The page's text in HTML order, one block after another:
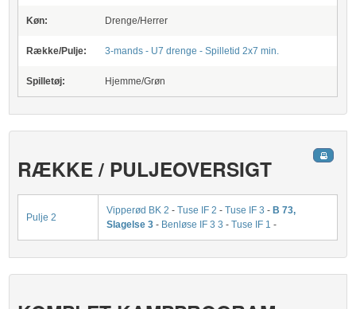
Køn: Drenge/Herrer
Række/Pulje: 3-mands - U7 drenge - Spilletid 2x7 min.
Spilletøj: Hjemme/Grøn
RÆKKE / PULJEOVERSIGT
Pulje 2
Vipperød BK 2 -Tuse IF 2 -Tuse IF 3 - B 73,
Slagelse 3 - Benløse IF 3 3 -Tuse IF 1 -